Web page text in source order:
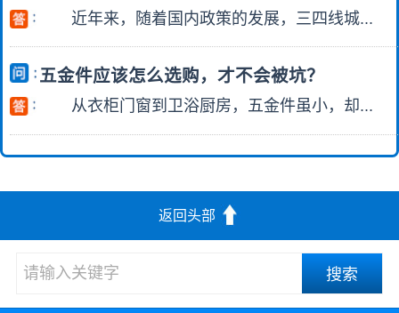
近年来，随着国内政策的发展，三四线城...
五金件应该怎么选购，才不会被坑？
从衣柜门窗到卫浴厨房，五金件虽小，却...
返回头部